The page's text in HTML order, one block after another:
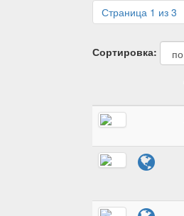
Страница 1 из 3
Сортировка: